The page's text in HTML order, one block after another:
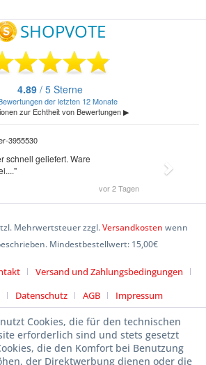
Mehrwertsteuer zzgl.Versandkosten wenn
Mindestbestellwert: 15,00€
Versand und Zahlungsbedingungen
Datenschutz AGB Impressum
Cookies, die für den technischen
erforderlich sind und stets gesetzt
die den Komfort bei Benutzung
der Direktwerbung dienen oder die